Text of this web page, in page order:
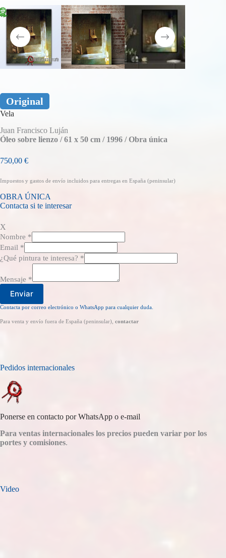
Original
Vela
Juan Francisco Luján
Óleo sobre lienzo /61 x 50 cm / 1996 /Obra única
750,00 €
Impuestos y gastos de envío incluidos para entregas en España (peninsular)
OBRA ÚNICA
Contacta si te interesar
X
Nombre *
Email *
¿Qué pintura te interesa? *
Mensaje *
Enviar
Contacta por correo electrónico o WhatsApp para cualquier duda.
Para venta y envío fuera de España (peninsular), contactar
Pedidos internacionales
Ponerse en contacto por WhatsApp o e-mail
Para ventas internacionales los precios pueden variar por los
portes y comisiones.
Video